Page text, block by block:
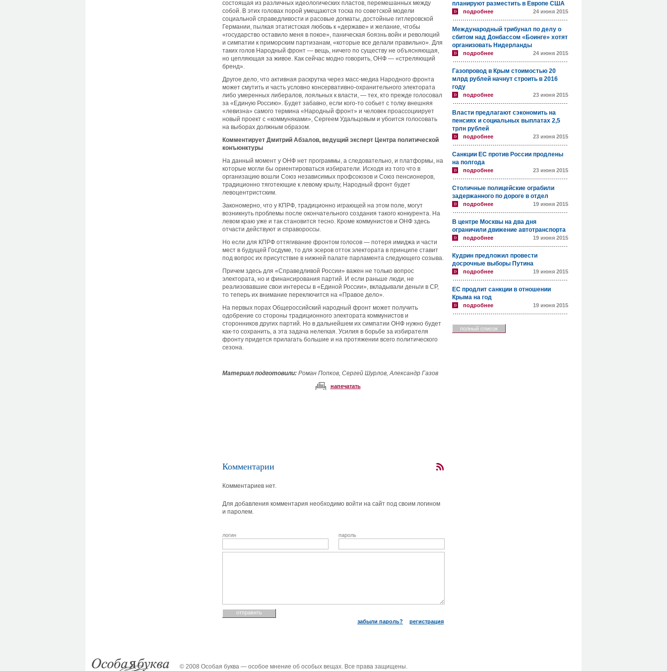
состоящая из различных идеологических пластов, перемешанных между
собой. В этих головах порой умещаются тоска по советской модели
социальной справедливости и расовые догматы, достойные гитлеровской
Германии, пылкая этатистская любовь к «державе» и желание, чтобы
«государство оставило меня в покое», паническая боязнь войн и революций
и симпатии к приморским партизанам, «которые все делали правильно». Для
таких голов Народный фронт — вещь, ничего по существу не объясняющая,
но цепляющая за живое. Как сейчас модно говорить, ОНФ — «стреляющий
бренд».
Другое дело, что активная раскрутка через масс-медиа Народного фронта
может смутить и часть условно консервативно-охранительного электората
либо умеренных либералов, лояльных к власти, — тех, кто прежде голосовал
за «Единую Россию». Будет забавно, если кого-то собьет с толку внешняя
«левизна» самого термина «Народный фронт» и человек проассоциирует
новый проект с «коммуняками», Сергеем Удальцовым и убоится голосовать
на выборах должным образом.
Комментирует Дмитрий Абзалов, ведущий эксперт Центра политической
конъюнктуры
На данный момент у ОНФ нет программы, а следовательно, и платформы, на
которые могли бы ориентироваться избиратели. Исходя из того что в
организацию вошли Союз независимых профсоюзов и Союз пенсионеров,
традиционно тяготеющие к левому крылу, Народный фронт будет
левоцентристским.
Закономерно, что у КПРФ, традиционно играющей на этом поле, могут
возникнуть проблемы после окончательного создания такого конкурента. На
левом краю уже и так становится тесно. Кроме коммунистов и ОНФ здесь
отчасти действуют и справороссы.
Но если для КПРФ оттягивание фронтом голосов — потеря имиджа и части
мест в будущей Госдуме, то для эсеров отток электората в принципе ставит
под вопрос их присутствие в нижней палате парламента следующего созыва.
Причем здесь для «Справедливой России» важен не только вопрос
электората, но и финансирования партий. И если раньше люди, не
реализовавшие свои интересы в «Единой России», вкладывали деньги в СР,
то теперь их внимание переключится на «Правое дело».
На первых порах Общероссийский народный фронт может получить
одобрение со стороны традиционного электората коммунистов и
сторонников других партий. Но в дальнейшем их симпатии ОНФ нужно будет
как-то сохранить, а эта задача нелегкая. Усилия в борьбе за избирателя
фронту придется прилагать большие и на протяжении всего политического
сезона.
Материал подготовили: Роман Попков, Сергей Шурлов, Александр Газов
напечатать
Комментарии
Комментариев нет.
Для добавления комментария необходимо войти на сайт под своим логином
и паролем.
логин пароль
забыли пароль? регистрация
планируют разместить в Европе США
подробнее 24 июня 2015
Международный трибунал по делу о
сбитом над Донбассом «Боинге» хотят
организовать Нидерланды
подробнее 24 июня 2015
Газопровод в Крым стоимостью 20
млрд рублей начнут строить в 2016
году
подробнее 23 июня 2015
Власти предлагают сэкономить на
пенсиях и социальных выплатах 2,5
трлн рублей
подробнее 23 июня 2015
Санкции ЕС против России продлены
на полгода
подробнее 23 июня 2015
Столичные полицейские ограбили
задержанного по дороге в отдел
подробнее 19 июня 2015
В центре Москвы на два дня
ограничили движение автотранспорта
подробнее 19 июня 2015
Кудрин предложил провести
досрочные выборы Путина
подробнее 19 июня 2015
ЕС продлит санкции в отношении
Крыма на год
подробнее 19 июня 2015
полный список
© 2008 Особая буква — особое мнение об особых вещах. Все права защищены.